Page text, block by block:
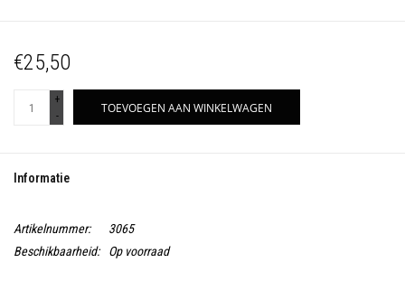
€25,50
+
-
TOEVOEGEN AAN WINKELWAGEN
Informatie
Artikelnummer:
3065
Beschikbaarheid:
Op voorraad